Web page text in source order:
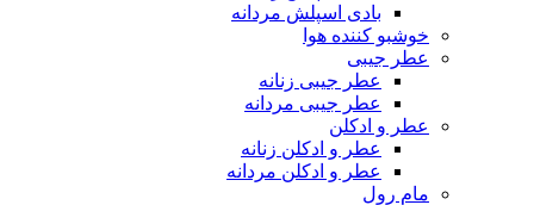
بادی اسپلش مردانه
خوشبو کننده هوا
عطر جیبی
عطر جیبی زنانه
عطر جیبی مردانه
عطر و ادکلن
عطر و ادکلن زنانه
عطر و ادکلن مردانه
مام رول